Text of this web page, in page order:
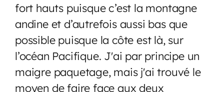
fort hauts puisque c’est la montagne
andine et d’autrefois aussi bas que
possible puisque la côte est là, sur
l’océan Pacifique. J'ai par principe un
maigre paquetage, mais j'ai trouvé le
moyen de faire face aux deux